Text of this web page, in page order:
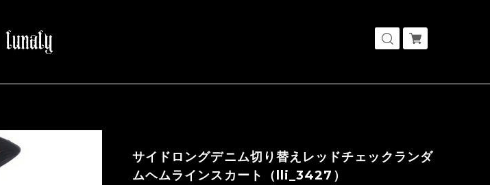
サイドロングデニム切り替えレッドチェックランダ
ムヘムラインスカート（lli_3427）